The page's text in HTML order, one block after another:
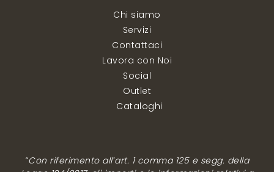
Chi siamo
Servizi
Contattaci
Lavora con Noi
Social
Outlet
Cataloghi
“Con riferimento all’art. 1 comma 125 e segg. della